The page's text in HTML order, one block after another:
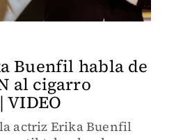
Buenfil habla de
al cigarro
actriz Erika Buenfil